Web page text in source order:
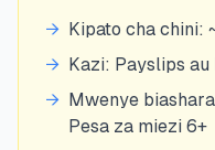
→ Kipato cha chini:
→ Kazi: Payslips
→ Mwenye
Pesa za miezi 6+